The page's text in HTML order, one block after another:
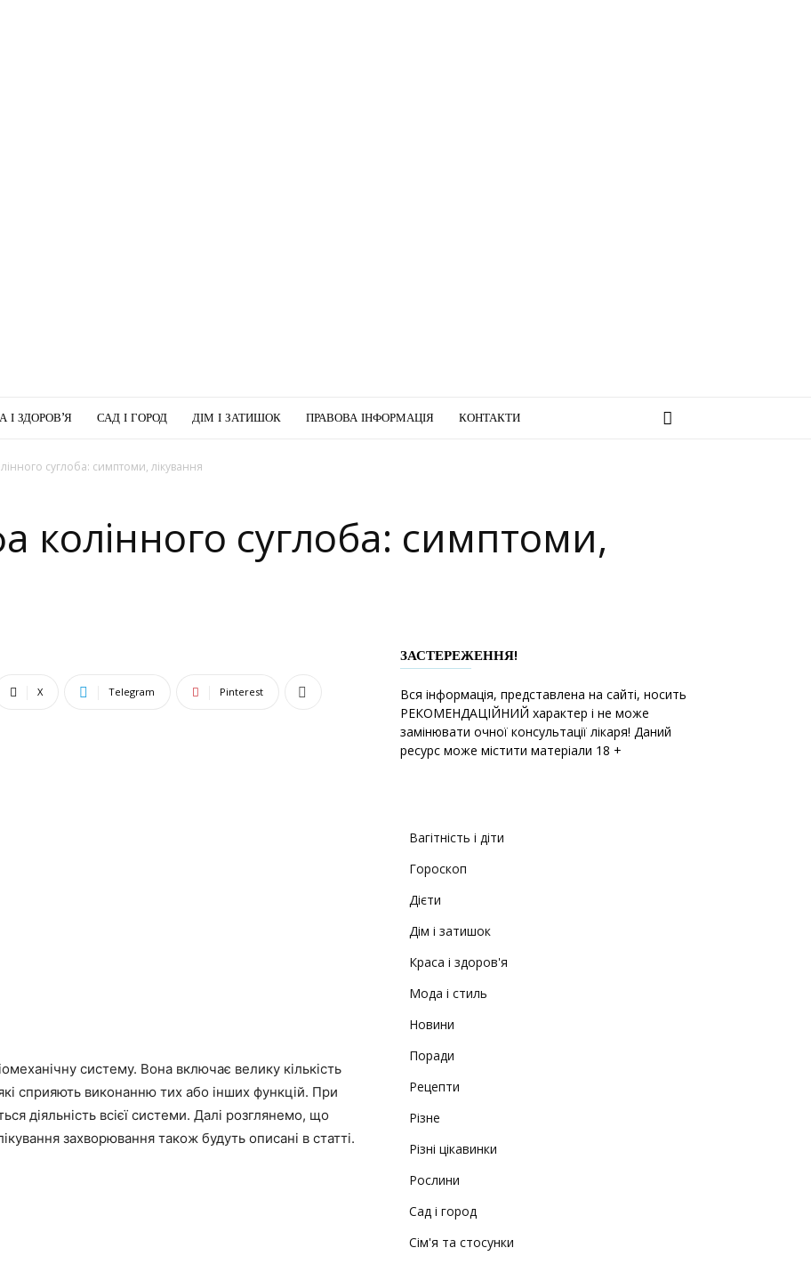
І ЗДОРОВ’Я САД І ГОРОД ДІМ І ЗАТИШОК ПРАВОВА ІНФОРМАЦІЯ КОНТАКТИ
суглоба: симптоми, лікування
колінного суглоба: симптоми,
X Telegram Pinterest
систему. Вона включає велику кількість
сприяють виконанню тих або інших функцій. При
діяльність всієї системи. Далі розглянемо, що
захворювання також будуть описані в статті.
ЗАСТЕРЕЖЕННЯ!
Вся інформація, представлена на сайті, носить
РЕКОМЕНДАЦІЙНИЙ характер і не може
замінювати очної консультації лікаря! Даний
ресурс може містити матеріали 18 +
Вагітність і діти
Гороскоп
Дієти
Дім і затишок
Краса і здоров'я
Мода і стиль
Новини
Поради
Рецепти
Різне
Різні цікавинки
Рослини
Сад і город
Сім'я та стосунки